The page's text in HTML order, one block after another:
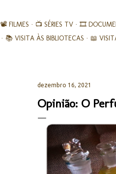
📽️ FILMES 📺 SÉRIES TV 🎞︎
📚︎ VISITA ÀS BIBLIOTECAS 📖
dezembro 16, 2021
Opinião: O